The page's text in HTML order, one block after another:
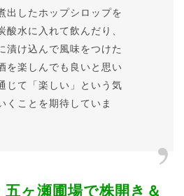
出したホップシロップを
酸水に入れて飲んだり、
漬け込んで風味をつけた
を楽しんでも良いと思い
じて「楽しい」という気
くことを期待していま
ヶ瀬圃場で株開き＆